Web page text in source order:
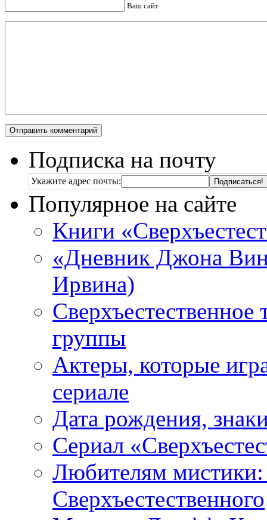
Ваш сайт
Подписка на почту
Укажите адрес почты:
Популярное на сайте
Книги
«Дневник Джона
Ирвина)
Сверхъестественное
группы
Актеры, которые
сериале
Дата рождения,
Сериал
Любителям
Сверхъестественного